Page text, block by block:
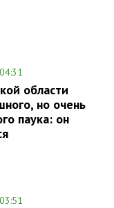
области
но очень
паука: он